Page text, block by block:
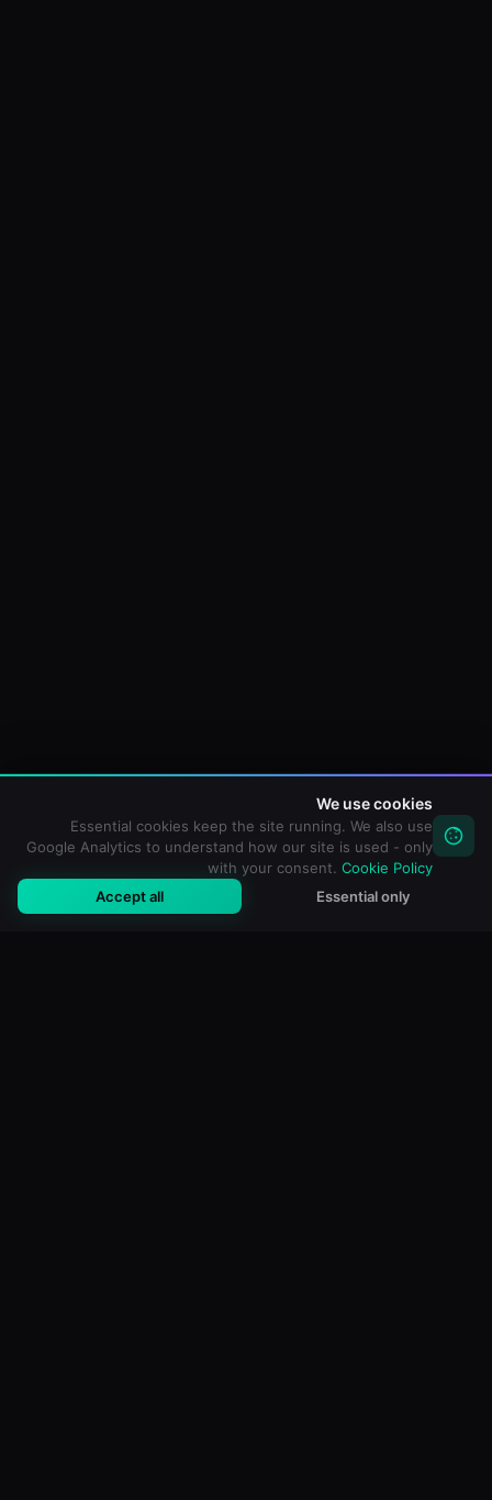
We use cookies
Essential cookies keep the site running. We also use
Google Analytics to understand how our site is used - only
with your consent. Cookie Policy
Essential only
Accept all